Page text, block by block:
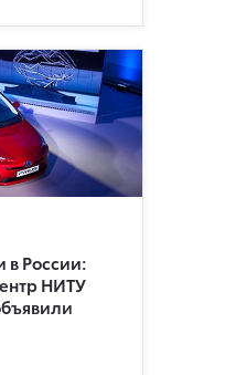
в России:
НИТУ